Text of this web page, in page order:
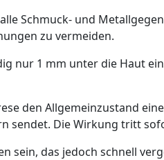
Schmuck- und
zu vermeiden.
nur 1 mm unter die Haut
den Allgemeinzustand
sendet. Die Wirkung tritt
sein, das jedoch schnell